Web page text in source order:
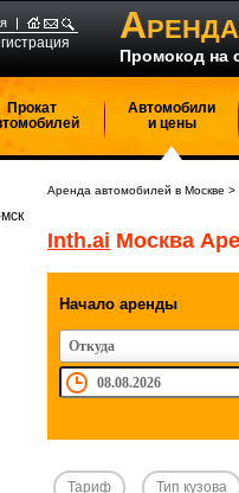
А
Промокод на
Прокат
Автомобили
и цены
Аренда автомобилей в Москве >
Inth.ai Москва
Начало аренды
Откуда
Тариф Тип кузова